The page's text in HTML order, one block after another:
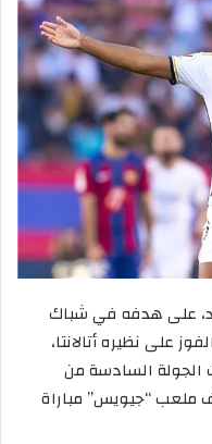
علىهدفه فيشباك
الفوز علىنظيرهأتالانتا،
الجولة السادسةمن
ملعب“جيويس” مباراة